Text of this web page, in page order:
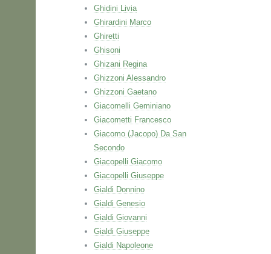
Ghidini Livia
Ghirardini Marco
Ghiretti
Ghisoni
Ghizani Regina
Ghizzoni Alessandro
Ghizzoni Gaetano
Giacomelli Geminiano
Giacometti Francesco
Giacomo (Jacopo) Da San
Secondo
Giacopelli Giacomo
Giacopelli Giuseppe
Gialdi Donnino
Gialdi Genesio
Gialdi Giovanni
Gialdi Giuseppe
Gialdi Napoleone